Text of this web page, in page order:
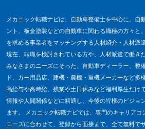
メカニック転職ナビは、自動車整備士を中心に、自
ント、板金塗装などの自動車に関わる職種の方々と
を求める事業者をマッチングする人材紹介・人材派
現在、転職を検討されている方や、人材派遣で働き
みなさまのニーズにそった、自動車ディーラー、整
ド、カー用品店、建機・農機・重機メーカーなど多
高給与や高時給、残業や土日休みなど福利厚生だけ
情報や人間関係などに精通し、今後の皆様のビジョ
ます。 メカニック転職ナビでは、専門のキャリア
ニーズに合わせて、登録から面接まで、全て無料で